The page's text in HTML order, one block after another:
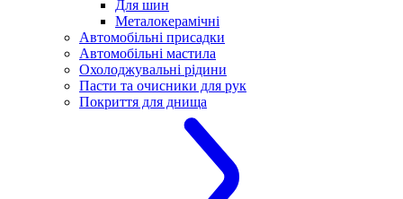
Для шин
Металокерамічні
Автомобільні присадки
Автомобільні мастила
Охолоджувальні рідини
Пасти та очисники для рук
Покриття для днища